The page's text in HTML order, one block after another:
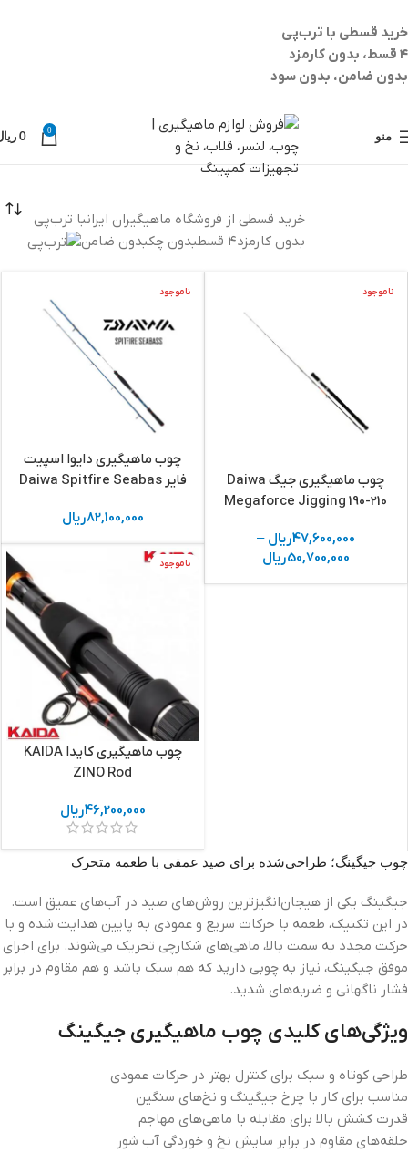
خرید قسطی با ترب‌پی
۴ قسط، بدون کارمزد
بدون ضامن، بدون سود
منو
0
0
خرید قسطی از فروشگاه ماهیگیران ایرانبا ترب‌پی
بدون کارمزد۴ قسط بدون چکبدون ضامن
ناموجود
چوب ماهیگیری جیگ Daiwa
Megaforce Jigging 190-210
47,600,000ریال –
50,700,000ریال
ناموجود
چوب ماهیگیری دایوا اسپیت
فایر Daiwa Spitfire Seabas
82,100,000ریال
ناموجود
چوب ماهیگیری کایدا KAIDA
ZINO Rod
46,200,000ریال
چوب جیگینگ؛ طراحی‌شده برای صید عمقی با طعمه متحرک
جیگینگ یکی از هیجان‌انگیزترین روش‌های صید در آب‌های عمیق است.
در این تکنیک، طعمه با حرکات سریع و عمودی به پایین هدایت شده و با
حرکت مجدد به سمت بالا، ماهی‌های شکارچی تحریک می‌شوند. برای اجرای
موفق جیگینگ، نیاز به چوبی دارید که هم سبک باشد و هم مقاوم در برابر
فشار ناگهانی و ضربه‌های شدید.
ویژگی‌های کلیدی چوب ماهیگیری جیگینگ
طراحی کوتاه و سبک برای کنترل بهتر در حرکات عمودی
مناسب برای کار با چرخ جیگینگ و نخ‌های سنگین
قدرت کشش بالا برای مقابله با ماهی‌های مهاجم
حلقه‌های مقاوم در برابر سایش نخ و خوردگی آب شور